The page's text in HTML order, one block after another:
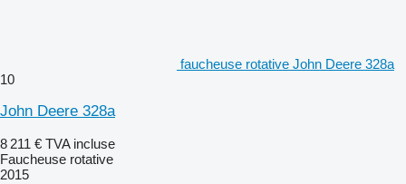
faucheuse rotative John Deere 328a
10
John Deere 328a
8 211 € TVA incluse
Faucheuse rotative
2015